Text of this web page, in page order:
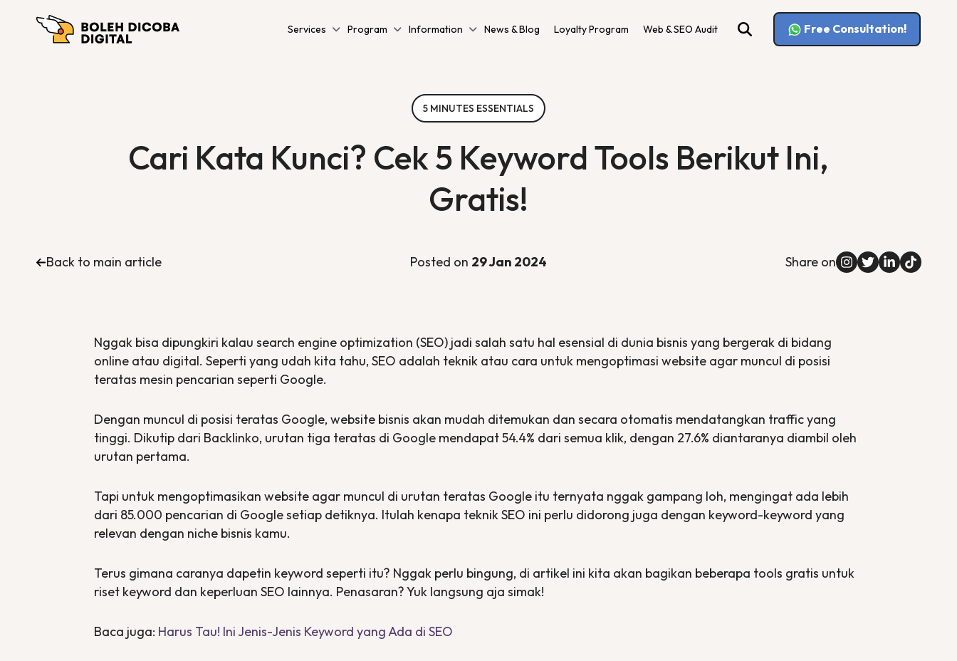
Services Program Information News & Blog Loyalty Program Web & SEO Audit Free Consultation!
5 MINUTES ESSENTIALS
Cari Kata Kunci? Cek 5 Keyword Tools Berikut Ini,
Gratis!
Back to main article Posted on 29 Jan 2024 Share on
Nggak bisa dipungkiri kalau search engine optimization (SEO) jadi salah satu hal esensial di dunia bisnis yang bergerak di bidang
online atau digital. Seperti yang udah kita tahu, SEO adalah teknik atau cara untuk mengoptimasi website agar muncul di posisi
teratas mesin pencarian seperti Google.
Dengan muncul di posisi teratas Google, website bisnis akan mudah ditemukan dan secara otomatis mendatangkan trafficyang
tinggi. Dikutip dari Backlinko, urutan tiga teratas di Google mendapat 54.4% dari semua klik, dengan 27.6% diantaranya diambil oleh
urutan pertama.
Tapi untuk mengoptimasikan website agar muncul di urutan teratas Google itu ternyata nggak gampang loh, mengingat ada lebih
dari 85.000 pencarian di Google setiap detiknya. Itulah kenapa teknik SEO ini perlu didorong juga dengan keyword-keyword yang
relevan dengan niche bisnis kamu.
Terus gimana caranya dapetin keyword seperti itu? Nggak perlu bingung, di artikel ini kita akan bagikan beberapa tools gratis untuk
riset keyword dan keperluan SEO lainnya. Penasaran? Yuk langsung aja simak!
Baca juga: Harus Tau! Ini Jenis-Jenis Keyword yang Ada di SEO